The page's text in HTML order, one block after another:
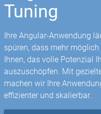
Tuning
Ihre Angular-Anwendung
spüren, dass mehr möglich
Ihnen, das volle Potenzial
auszuschöpfen. Mit
machen wir Ihre
effizienter und skalierbar.